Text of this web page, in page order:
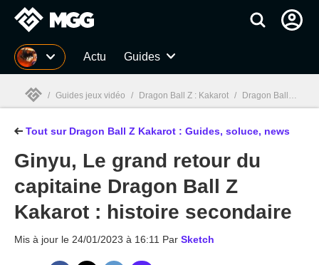
MGG Actu Guides
MGG
/ Guides jeux vidéo / Dragon Ball Z : Kakarot / Dragon Ball Z Kakarot : Guides, soluce, test, news, combats
Tout sur Dragon Ball Z Kakarot : Guides, soluce, news
Ginyu, Le grand retour du
capitaine Dragon Ball Z
Kakarot : histoire secondaire
Mis à jour le 24/01/2023 à 16:11 Par Sketch